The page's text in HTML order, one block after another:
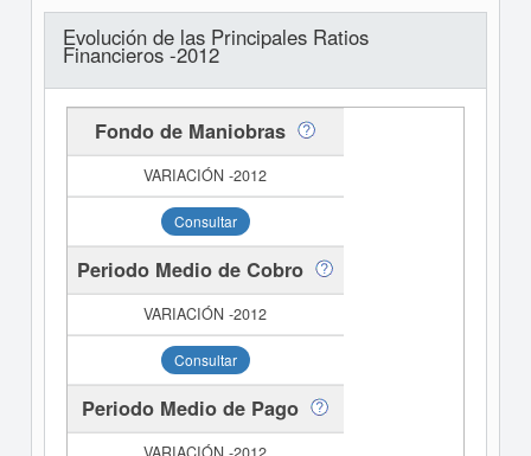
Evolución de las Principales Ratios
Financieros -2012
Fondo de Maniobras
Consultar
Periodo Medio de Cobro
Consultar
Periodo Medio de Pago